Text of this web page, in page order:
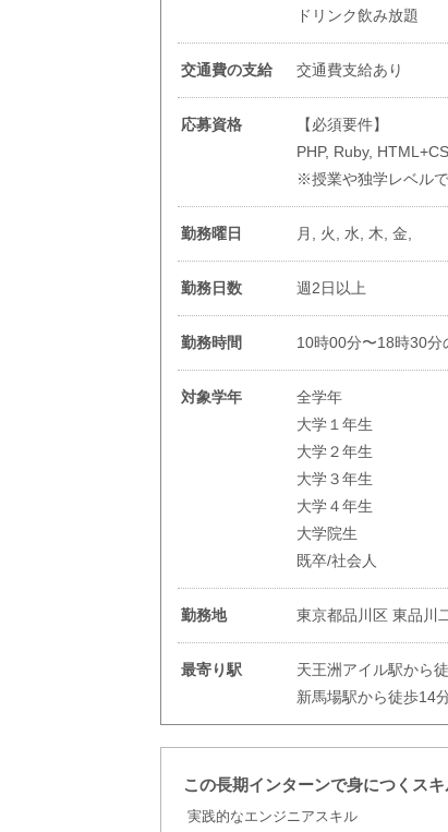
ドリンク飲み放題
交通費の支給 交通費支給あり
応募資格
【必須要件】
PHP, Ruby,
※授業や独学レベル
勤務曜日 月, 火, 水, 木, 金,
勤務日数 週2日以上
勤務時間 10時00分〜18時30分
対象学年
全学年
大学１年生
大学２年生
大学３年生
大学４年生
大学院生
既卒/社会人
勤務地 東京都品川区 東品川
最寄り駅
天王洲アイル駅から
新馬場駅から徒歩14
この長期インターンで身につくス
実践的なエンジニアスキル